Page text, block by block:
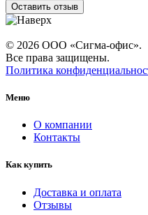
Оставить отзыв
© 2026 ООО «Сигма-офис».
Все права защищены.
Политика
Меню
О компании
Контакты
Как купить
Доставка и оплата
Отзывы